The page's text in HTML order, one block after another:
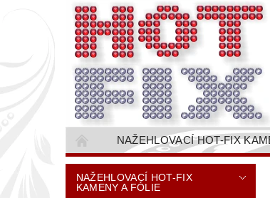
NAŽEHLOVACÍ HOT-FIX
NAŠÍVACÍ KAMÍNKOVÉ ŘETĚZY /
VŠE PRO STROJNÍ VYŠÍVÁNÍ -
NAŽEHLOVACÍ HOT-FIX
KAMENY A FÓLIE